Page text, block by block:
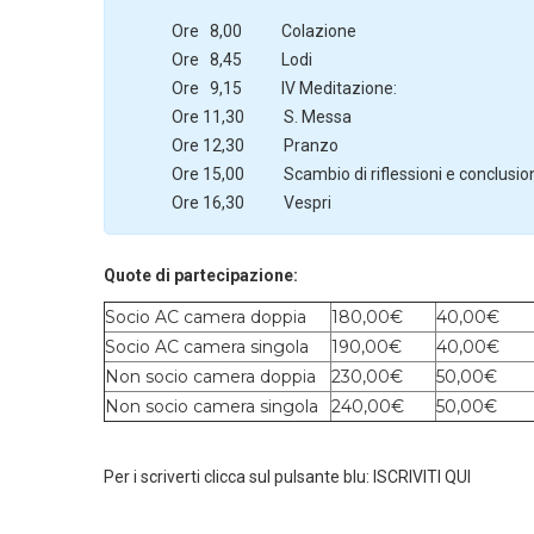
Ore 8,00 Colazione
Ore 8,45 Lodi
Ore 9,15 IV Meditazione:
Ore 11,30 S. Messa
Ore 12,30 Pranzo
Ore 15,00 Scambio di riflessioni e
Ore 16,30 Vespri
Quote di partecipazione:
Socio AC camera doppia 180,00€
40,00€
Socio AC camera singola
190,00€
40,00€
Non socio camera doppia
230,00€
50,00€
Non socio camera singola
240,00€ 50,00€
Per i scriverti clicca sul pulsante blu: ISCRIVITI QUI